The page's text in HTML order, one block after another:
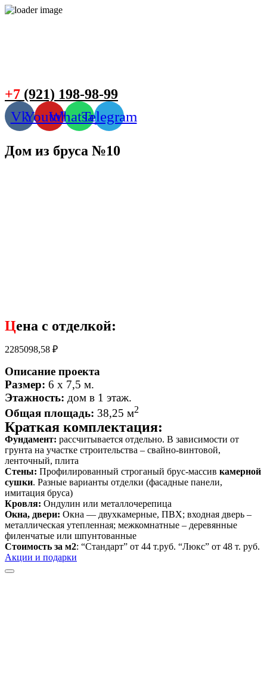
+7 (921) 198-98-99
VkYoutubeWhatsappTelegram
Дом из бруса №10
Цена с отделкой:
2285098,58 ₽
Описание проекта
Размер: 6 х 7,5 м.
Этажность: дом в 1 этаж.
Общая площадь: 38,25 м2
Краткая комплектация:
Фундамент: рассчитывается отдельно. В зависимости от
грунта на участке строительства – свайно-винтовой,
ленточный, плита
Стены: Профилированный строганый брус-массив камерной
сушки. Разные варианты отделки (фасадные панели,
имитация бруса)
Кровля: Ондулин или металлочерепица
Окна, двери: Окна — двухкамерные, ПВХ; входная дверь –
металлическая утепленная; межкомнатные – деревянные
филенчатые или шпунтованные
Стоимость за м2: “Стандарт” от 44 т.руб. “Люкс” от 48 т. руб.
Акции и подарки